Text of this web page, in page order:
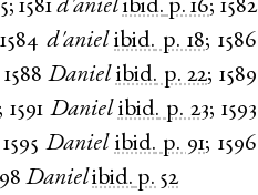
; 1581 d'aniel ibid. p. 16; 1582
1584 d'aniel ibid. p. 18; 1586
1588 Daniel ibid. p. 22; 1589
; 1591 Daniel ibid. p. 23; 1593
1595 Daniel ibid. p. 91; 1596
Danielibid. p. 52